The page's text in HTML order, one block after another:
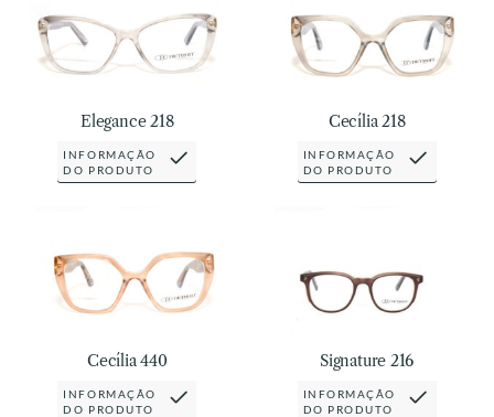
Elegance 218
INFORMAÇÃO
DO PRODUTO
Cecília 218
INFORMAÇÃO
DO PRODUTO
Cecília 440
INFORMAÇÃO
DO PRODUTO
Signature 216
INFORMAÇÃO
DO PRODUTO